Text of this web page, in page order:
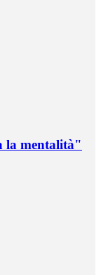
la mentalità"